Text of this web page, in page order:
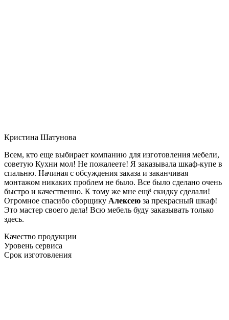
Кристина Шатунова
Всем, кто еще выбирает компанию для изготовления мебели,
советую Кухни мол! Не пожалеете! Я заказывала шкаф-купе в
спальню. Начиная с обсуждения заказа и заканчивая
монтажом никаких проблем не было. Все было сделано очень
быстро и качественно. К тому же мне ещё скидку сделали!
Огромное спасибо сборщику Алексею за прекрасный шкаф!
Это мастер своего дела! Всю мебель буду заказывать только
здесь.
Качество продукции
Уровень сервиса
Срок изготовления